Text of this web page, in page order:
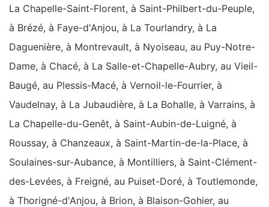
La Chapelle-Saint-Florent, à Saint-Philbert-du-Peuple,
à Brézé, à Faye-d'Anjou, à La Tourlandry, à La
Daguenière, à Montrevault, à Nyoiseau, au Puy-Notre-
Dame, à Chacé, à La Salle-et-Chapelle-Aubry, au Vieil-
Baugé, au Plessis-Macé, à Vernoil-le-Fourrier, à
Vaudelnay, à La Jubaudière, à La Bohalle, à Varrains, à
La Chapelle-du-Genêt, à Saint-Aubin-de-Luigné, à
Roussay, à Chanzeaux, à Saint-Martin-de-la-Place, à
Soulaines-sur-Aubance, à Montilliers, à Saint-Clément-
des-Levées, à Freigné, au Puiset-Doré, à Toutlemonde,
à Thorigné-d'Anjou, à Brion, à Blaison-Gohier, au